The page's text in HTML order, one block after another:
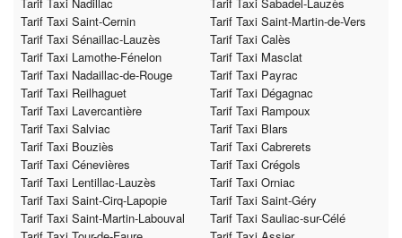
Tarif Taxi Saint-Cernin
Tarif Taxi Saint-Martin-de-Vers
Tarif Taxi Sénaillac-Lauzès
Tarif Taxi Calès
Tarif Taxi Lamothe-Fénelon
Tarif Taxi Masclat
Tarif Taxi Nadaillac-de-Rouge
Tarif Taxi Payrac
Tarif Taxi Reilhaguet
Tarif Taxi Dégagnac
Tarif Taxi Lavercantière
Tarif Taxi Rampoux
Tarif Taxi Salviac
Tarif Taxi Blars
Tarif Taxi Bouziès
Tarif Taxi Cabrerets
Tarif Taxi Cénevières
Tarif Taxi Crégols
Tarif Taxi Lentillac-Lauzès
Tarif Taxi Orniac
Tarif Taxi Saint-Cirq-Lapopie
Tarif Taxi Saint-Géry
Tarif Taxi Saint-Martin-Labouval
Tarif Taxi Sauliac-sur-Célé